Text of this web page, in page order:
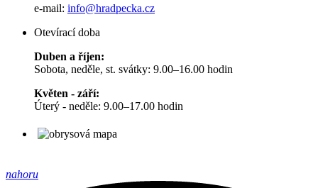
e-mail: info@hradpecka.cz
Otevírací doba
Duben a říjen:
Sobota, neděle, st. svátky: 9.00–16.00 hodin
Květen - září:
Úterý - neděle: 9.00–17.00 hodin
nahoru